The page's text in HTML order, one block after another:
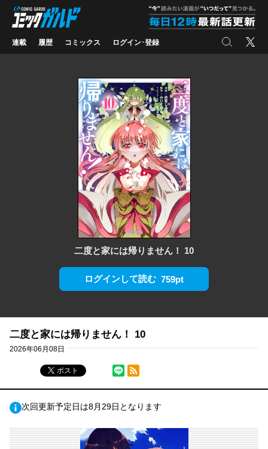
コミックガルド
連載 履歴 コミックス ログイン･登録 検索 X
二度と家には帰りません！ 10
ログインして読む 759pt
二度と家には帰りません！ 10
2026年06月08日
ポスト
RSSフィード
次回更新予定日は8月29日となります